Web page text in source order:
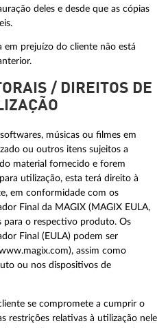
deles e desde que as cópias
em prejuízo do cliente não está
/ DIREITOS DE
músicas ou filmes em
ou outros itens sujeitos a
material fornecido e forem
utilização, esta terá direito à
em conformidade com os
Final da MAGIX (MAGIX EULA,
para o respectivo produto. Os
Final (EULA) podem ser
assim como
ou nos dispositivos de
se compromete a cumprir o
restrições relativas à utilização nele